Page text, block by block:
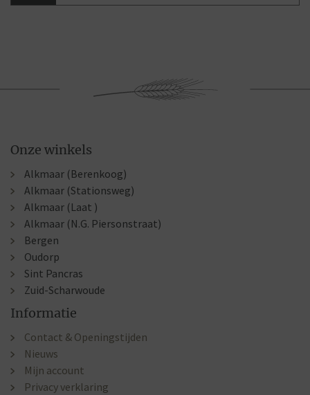
Onze winkels
Alkmaar (Berenkoog)
Alkmaar (Stationsweg)
Alkmaar (Laat )
Alkmaar (N.G. Piersonstraat)
Bergen
Oudorp
Sint Pancras
Zuid-Scharwoude
Informatie
Contact & Openingstijden
Nieuws
Mijn account
Privacy verklaring